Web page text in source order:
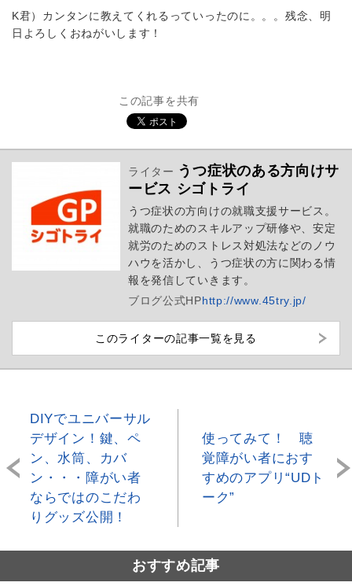
K君）カンタンに教えてくれるっていったのに。。。残念、明
日よろしくおねがいします！
この記事を共有
ライター うつ症状のある方向けサ
ービス シゴトライ
うつ症状の方向けの就職支援サービス。
就職のためのスキルアップ研修や、安定
就労のためのストレス対処法などのノウ
ハウを活かし、うつ症状の方に関わる情
報を発信していきます。
ブログ公式HPhttp://www.45try.jp/
このライターの記事一覧を見る
DIYでユニバーサル
デザイン！鍵、ペ
ン、水筒、カバ
ン・・・障がい者
ならではのこだわ
りグッズ公開！
使ってみて！ 聴
覚障がい者におす
すめのアプリ“UDト
ーク”
おすすめ記事